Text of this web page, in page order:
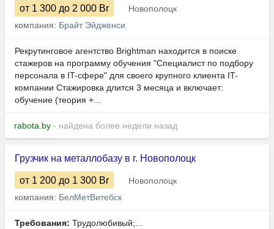
от 1 300 до 2 000 Br
Новополоцк
компания: Брайт Эйдженси
Рекрутинговое агентство Brightman находится в поиске
стажеров на программу обучения "Специалист по подбору
персонала в IT-сфере" для своего крупного клиента IT-
компании Стажировка длится 3 месяца и включает:
обучение (теория +...
rabota.by - найдена более недели назад
Грузчик на металлобазу в г. Новополоцк
от 1 200 до 1 300 Br
Новополоцк
компания: БелМетВитебск
Требования: Трудолюбивый;...